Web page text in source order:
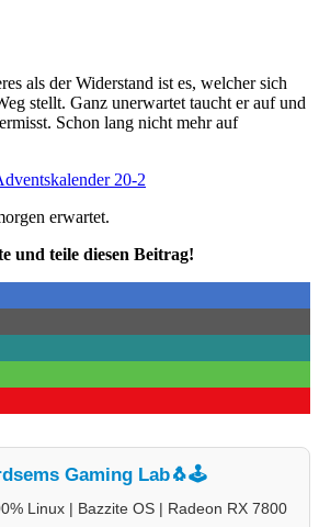
als der Widerstand ist es, welcher sich
stellt. Ganz unerwartet taucht er auf und
Schon lang nicht mehr auf
erwartet.
und teile diesen Beitrag!
Gaming Lab🐧🕹️
Linux | Bazzite OS | Radeon RX 7800